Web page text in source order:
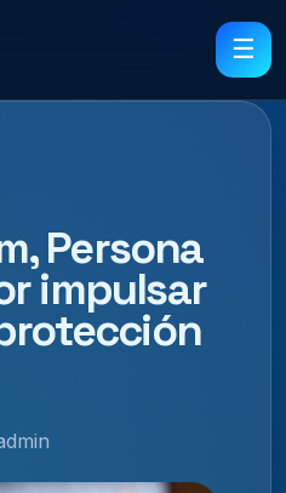
☰
Persona
impulsar